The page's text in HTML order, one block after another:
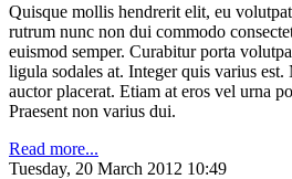
Quisque mollis hendrerit elit, eu
rutrum nunc non dui commodo
euismod semper. Curabitur porta
ligula sodales at. Integer quis varius
auctor placerat. Etiam at eros vel urna
Praesent non varius dui.
Read more...
Tuesday, 20 March 2012 10:49